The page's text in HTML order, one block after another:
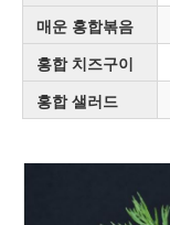
매운 홍합볶음
홍합 치즈구이
홍합 샐러드